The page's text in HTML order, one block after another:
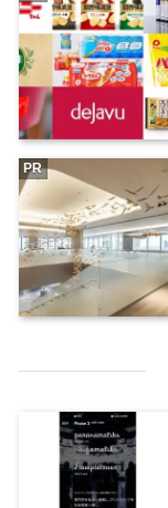
PR